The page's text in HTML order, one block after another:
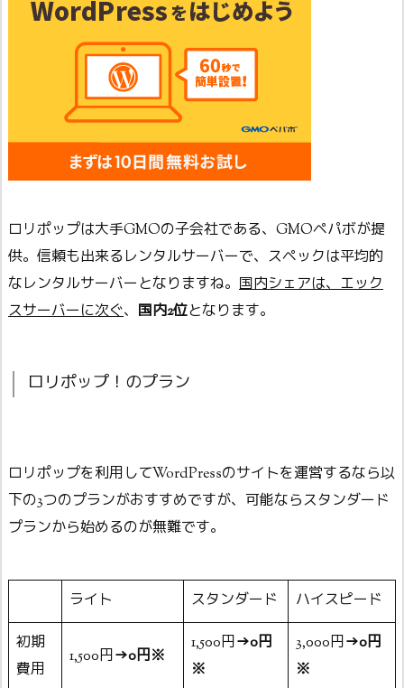
ロリポップは大手GMOの子会社である、GMOペパボが提
供。信頼も出来るレンタルサーバーで、スペックは平均的
なレンタルサーバーとなりますね。 国内シェアは、エック
スサーバーに次ぐ、 国内2位となります。
ロリポップ！のプラン
ロリポップを利用してWordPressのサイトを運営するなら以
下の3つのプランがおすすめですが、可能ならスタンダード
プランから始めるのが無難です。
ライト スタンダード ハイスピード
初期
費用
1,500円→0円※
1,500円→0円
※
3,000円→0円
※